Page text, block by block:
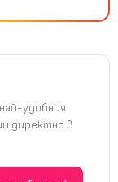
удобния
директно в